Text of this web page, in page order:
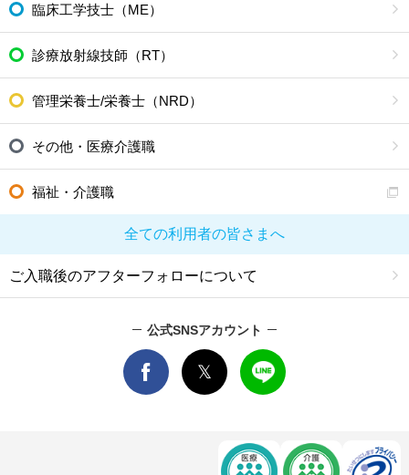
臨床工学技士（ME）
診療放射線技師（RT）
管理栄養士/栄養士（NRD）
その他・医療介護職
福祉・介護職
全ての利用者の皆さまへ
ご入職後のアフターフォローについて
公式SNSアカウント